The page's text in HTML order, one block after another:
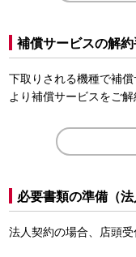
補償サービスの解約
下取りされる機種で補
より補償サービスをご解
必要書類の準備（法
法人契約の場合、店頭受